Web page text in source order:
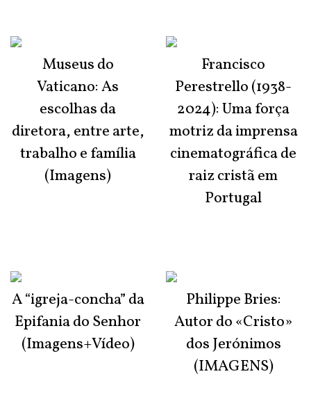
Museus do
Vaticano: As
escolhas da
diretora, entre arte,
trabalho e família
(Imagens)
A “igreja-concha” da
Epifania do Senhor
(Imagens+Vídeo)
Francisco
Perestrello (1938-
2024): Uma força
motriz da imprensa
cinematográfica de
raiz cristã em
Portugal
Philippe Bries:
Autor do «Cristo»
dos Jerónimos
(IMAGENS)